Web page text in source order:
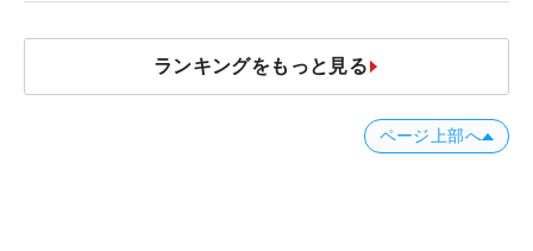
ランキングをもっと見る
ページ上部へ